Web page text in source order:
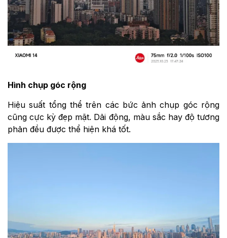
Hình chụp góc rộng
Hiệu suất tổng thể trên các bức ảnh chụp góc rộng
cũng cực kỳ đẹp mặt. Dải động, màu sắc hay độ tương
phản đều được thể hiện khá tốt.